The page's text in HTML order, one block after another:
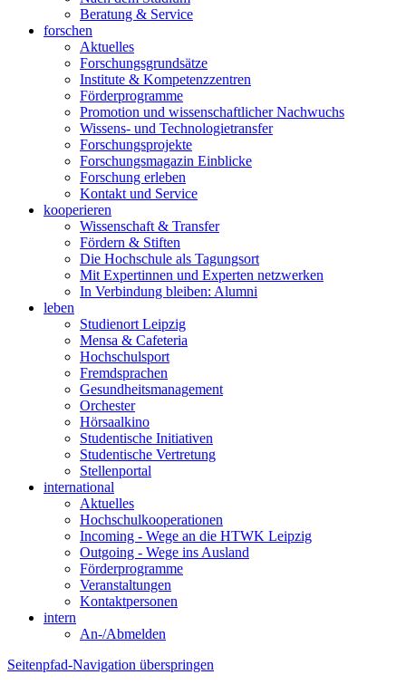
Beratung & Service
forschen
Aktuelles
Forschungsgrundsätze
Institute & Kompetenzzentren
Förderprogramme
Promotion und wissenschaftlicher Nachwuchs
Wissens- und Technologietransfer
Forschungsprojekte
Forschungsmagazin Einblicke
Forschung erleben
Kontakt und Service
kooperieren
Wissenschaft & Transfer
Fördern & Stiften
Die Hochschule als Tagungsort
Mit Expertinnen und Experten netzwerken
In Verbindung bleiben: Alumni
leben
Studienort Leipzig
Mensa & Cafeteria
Hochschulsport
Fremdsprachen
Gesundheitsmanagement
Orchester
Hörsaalkino
Studentische Initiativen
Studentische Vertretung
Stellenportal
international
Aktuelles
Hochschulkooperationen
Incoming - Wege an die HTWK Leipzig
Outgoing - Wege ins Ausland
Förderprogramme
Veranstaltungen
Kontaktpersonen
intern
An-/Abmelden
Seitenpfad-Navigation überspringen